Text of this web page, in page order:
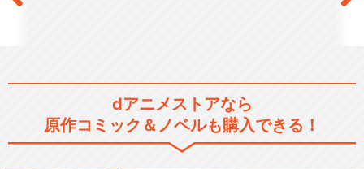
dアニメストアなら
原作コミック＆ノベルも購入できる！